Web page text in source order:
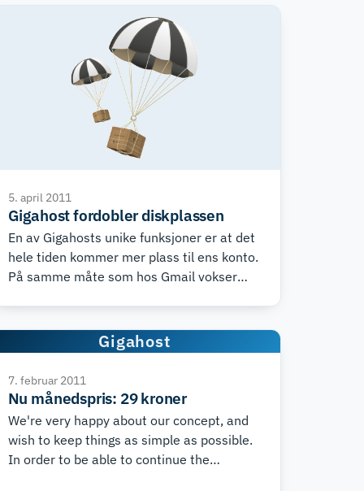
5. april 2011
Gigahost fordobler diskplassen
En av Gigahosts unike funksjoner er at det
hele tiden kommer mer plass til ens konto.
På samme måte som hos Gmail vokser
Den aktuelle mengden med plass man har
til rådighet kan man alltid sjekke på
forsiden av vår hjemmeside. Vi har også
besluttet å gi telleren en hjelpende hånd
ved å fordoble plassmengden.
Gigahost
7. februar 2011
Nu månedspris: 29 kroner
We're very happy about our concept, and
wish to keep things as simple as possible.
In order to be able to continue the